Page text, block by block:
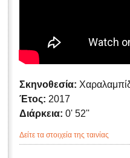
Σκηνοθεσία:
Έτος: 2017
Διάρκεια: 0' 52''
Δείτε τα στοιχεία της ταινίας